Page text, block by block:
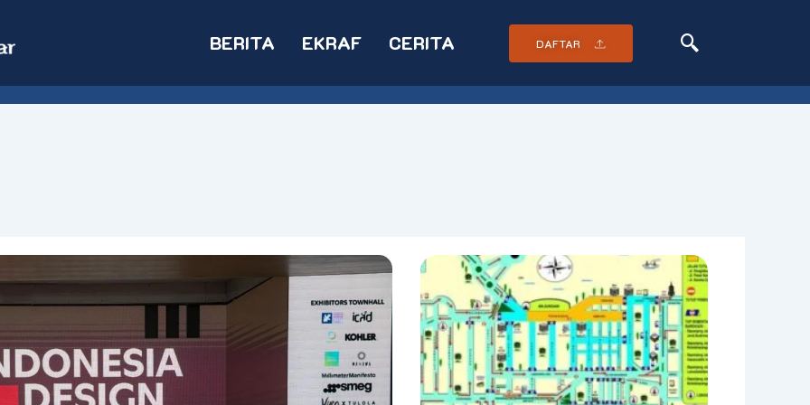
BERITA EKRAF CERITA DAFTAR